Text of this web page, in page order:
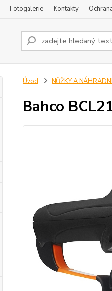
Fotogalerie Kontakty
Úvod NŮŽKY A
Bahco